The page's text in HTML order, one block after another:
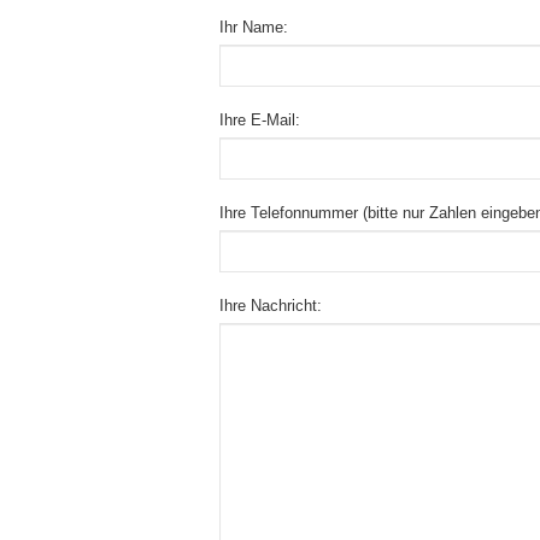
Ihr Name:
Ihre E-Mail:
Ihre Telefonnummer (bitte nur Zahlen
Ihre Nachricht: